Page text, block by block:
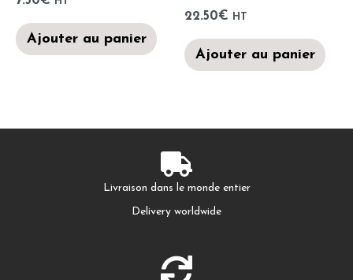
Ajouter au panier
22.50€ HT
Ajouter au panier
Livraison dans le monde entier
Delivery worldwide